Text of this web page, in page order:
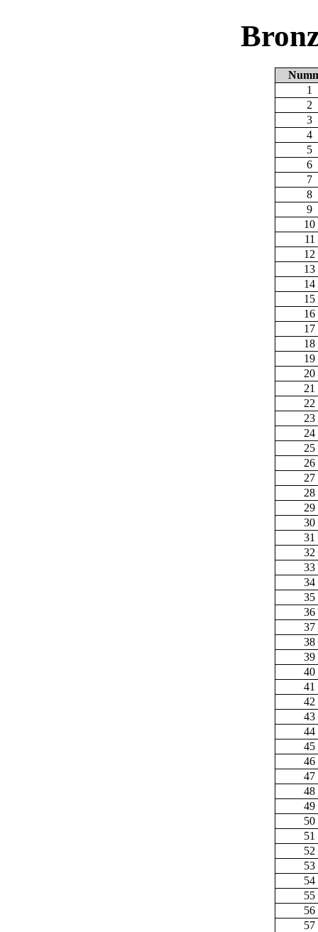
1
2
3
4
5
6
7
8
9
10
11
12
13
14
15
16
17
18
19
20
21
22
23
24
25
26
27
28
29
30
31
32
33
34
35
36
37
38
39
40
41
42
43
44
45
46
47
48
49
50
51
52
53
54
55
56
57